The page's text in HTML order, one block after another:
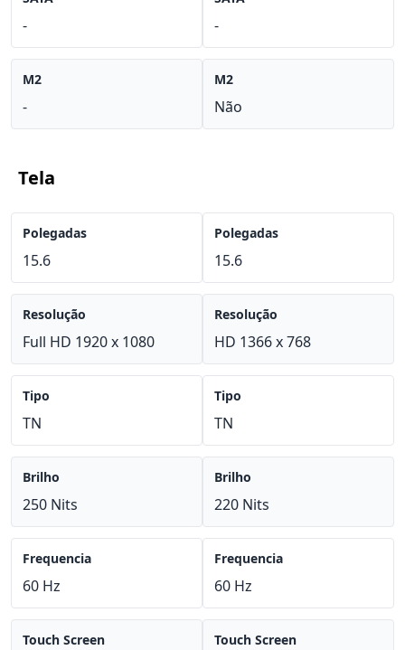
-
M2
-
-
M2
Não
Tela
Polegadas
15.6
Resolução
Full HD 1920 x 1080
Tipo
TN
Brilho
250 Nits
Frequencia
60 Hz
Touch Screen
Polegadas
15.6
Resolução
HD 1366 x 768
Tipo
TN
Brilho
220 Nits
Frequencia
60 Hz
Touch Screen